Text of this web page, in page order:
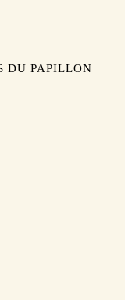
DU PAPILLON